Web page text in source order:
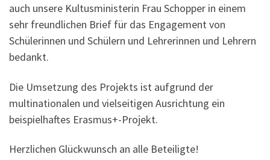
auch unsere Kultusministerin Frau Schopper in einem
sehr freundlichen Brief für das Engagement von
Schülerinnen und Schülern und Lehrerinnen und Lehrern
bedankt.
Die Umsetzung des Projekts ist aufgrund der
multinationalen und vielseitigen Ausrichtung ein
beispielhaftes Erasmus+-Projekt.
Herzlichen Glückwunsch an alle Beteiligte!